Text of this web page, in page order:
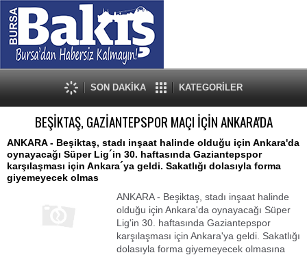
SON DAKİKA KATEGORİLER
BEŞİKTAŞ, GAZİANTEPSPOR MAÇI İÇİN ANKARA'DA
ANKARA - Beşiktaş, stadı inşaat halinde olduğu için Ankara'da
oynayacağı Süper Lig´in 30. haftasında Gaziantepspor
karşılaşması için Ankara´ya geldi. Sakatlığı dolasıyla forma
giyemeyecek olmas
ANKARA - Beşiktaş, stadı inşaat halinde
olduğu için Ankara'da oynayacağı Süper
Lig'in 30. haftasında Gaziantepspor
karşılaşması için Ankara'ya geldi. Sakatlığı
dolasıyla forma giyemeyecek olmasına